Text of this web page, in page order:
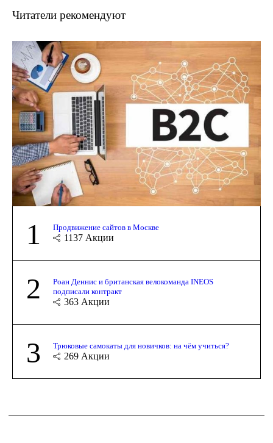
Читатели рекомендуют
1 Продвижение сайтов в Москве
1137 Акции
2
Роан Деннис и британская велокоманда INEOS
подписали контракт
363 Акции
3 Трюковые самокаты для новичков: на чём учиться?
269 Акции